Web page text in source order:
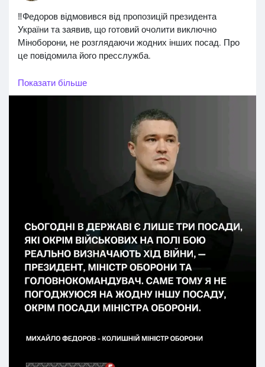
‼️Федоров відмовився від пропозицій президента
України та заявив, що готовий очолити виключно
Міноборони, не розглядаючи жодних інших посад. Про
це повідомила його пресслужба.
Федоров пояснив це тим, що сьогодні на хід війни
реально впливають лише президент, міністр оборони та
👉За словами колишнього очільника відомства, будь-
який інший пост не дасть йому достатніх повноважень,
щоб остаточно викорінити корупцію в закупівлях,
завершити реформу армії та продовжити роботу над
планом AIR–LAND–ECONOMY, який його команда
запустила після приходу в міністерство в січні 2026
Показати більше